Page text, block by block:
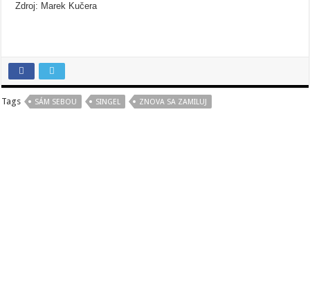
Zdroj: Marek Kučera
Tags SÁM SEBOU SINGEL ZNOVA SA ZAMILUJ